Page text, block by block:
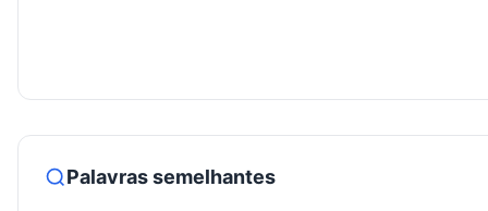
Palavras semelhantes